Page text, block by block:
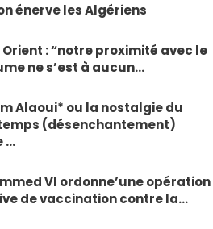
énerve les Algériens
Orient : “notre proximité avec le
ne s’est à aucun…
Alaoui* ou la nostalgie du
(désenchantement)
…
VI ordonne’une opération
de vaccination contre la…